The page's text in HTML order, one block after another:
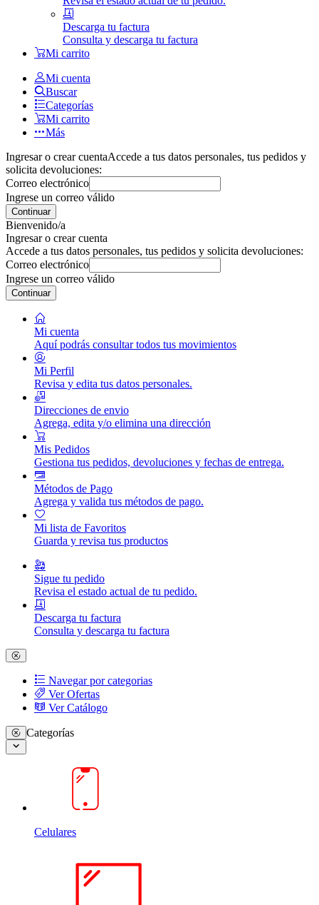
Descarga tu factura
Consulta y descarga tu factura
Mi carrito
Mi cuenta
Buscar
Categorías
Mi carrito
Más
Ingresar o crear cuentaAccede a tus datos personales, tus pedidos y
solicita devoluciones:
Correo electrónico
Ingrese un correo válido
Continuar
Bienvenido/a
Ingresar o crear cuenta
Accede a tus datos personales, tus pedidos y solicita devoluciones:
Correo electrónico
Ingrese un correo válido
Continuar
Mi cuenta
Aquí podrás consultar todos tus movimientos
Mi Perfil
Revisa y edita tus datos personales.
Direcciones de envio
Agrega, edita y/o elimina una dirección
Mis Pedidos
Gestiona tus pedidos, devoluciones y fechas de entrega.
Métodos de Pago
Agrega y valida tus métodos de pago.
Mi lista de Favoritos
Guarda y revisa tus productos
Sigue tu pedido
Revisa el estado actual de tu pedido.
Descarga tu factura
Consulta y descarga tu factura
Navegar por categorias
Ver Ofertas
Ver Catálogo
Categorías
Celulares